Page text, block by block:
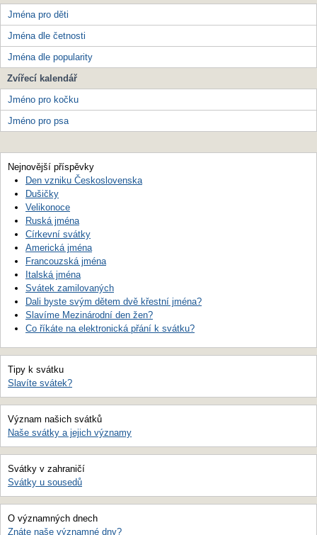
Jména pro děti
Jména dle četnosti
Jména dle popularity
Zvířecí kalendář
Jméno pro kočku
Jméno pro psa
Nejnovější příspěvky
Den vzniku Československa
Dušičky
Velikonoce
Ruská jména
Církevní svátky
Americká jména
Francouzská jména
Italská jména
Svátek zamilovaných
Dali byste svým dětem dvě křestní jména?
Slavíme Mezinárodní den žen?
Co říkáte na elektronická přání k svátku?
Tipy k svátku
Slavíte svátek?
Význam našich svátků
Naše svátky a jejich významy
Svátky v zahraničí
Svátky u sousedů
O významných dnech
Znáte naše významné dny?